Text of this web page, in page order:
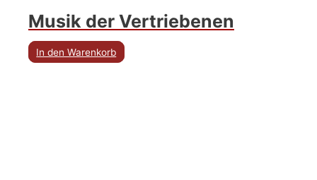
Musik der Vertriebenen
In den Warenkorb